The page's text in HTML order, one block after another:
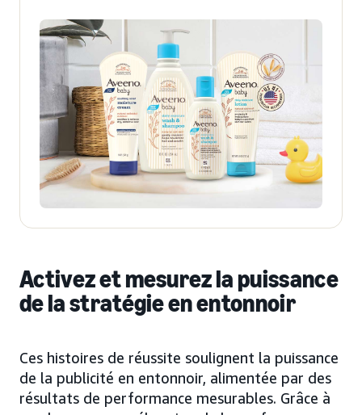
Activez et mesurez la puissance
de la stratégie en entonnoir
Ces histoires de réussite soulignent la puissance
de la publicité en entonnoir, alimentée par des
résultats de performance mesurables. Grâce à